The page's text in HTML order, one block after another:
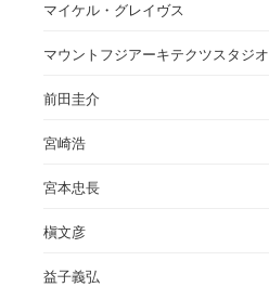
マイケル・グレイヴス
マウントフジアーキテクツスタジオ
前田圭介
宮崎浩
宮本忠長
槇文彦
益子義弘